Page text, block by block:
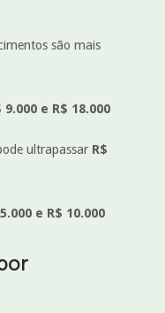
são mais
9.000 e R$ 18.000
ultrapassar R$
e R$ 10.000